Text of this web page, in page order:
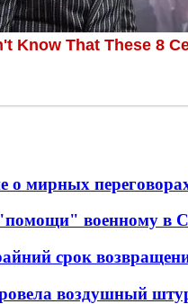
о мирных
военному в
срок
воздушный